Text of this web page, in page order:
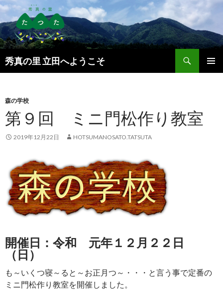
秀真の里 立田へようこそ
索
ン
ツ
へ
ス
森の学校
第９回 ミニ門松作り教室
2019年12月22日 HOTSUMANOSATO.TATSUTA
開催日：令和 元年１２月２２日
（日）
も～いくつ寝～ると～お正月つ～・・・と言う事で定番の
ミニ門松作り教室を開催しました。